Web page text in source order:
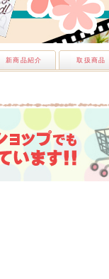
新商品紹介 取扱商品